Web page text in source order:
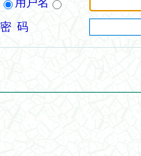
用户名
密 码